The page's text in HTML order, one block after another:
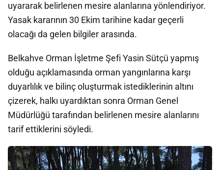
uyararak belirlenen mesire alanlarına yönlendiriyor.
Yasak kararının 30 Ekim tarihine kadar geçerli
olacağı da gelen bilgiler arasında.
Belkahve Orman İşletme Şefi Yasin Sütçü yapmış
olduğu açıklamasında orman yangınlarına karşı
duyarlılık ve bilinç oluşturmak istediklerinin altını
çizerek, halkı uyardıktan sonra Orman Genel
Müdürlüğü tarafından belirlenen mesire alanlarını
tarif ettiklerini söyledi.